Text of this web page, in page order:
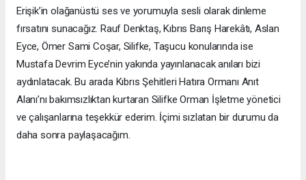
Erişik’in olağanüstü ses ve yorumuyla sesli olarak dinleme
fırsatını sunacağız. Rauf Denktaş, Kıbrıs Barış Harekâtı, Aslan
Eyce, Ömer Sami Coşar, Silifke, Taşucu konularında ise
Mustafa Devrim Eyce’nin yakında yayınlanacak anıları bizi
aydınlatacak. Bu arada Kıbrıs Şehitleri Hatıra Ormanı Anıt
Alanı’nı bakımsızlıktan kurtaran Silifke Orman İşletme yönetici
ve çalışanlarına teşekkür ederim. İçimi sızlatan bir durumu da
daha sonra paylaşacağım.